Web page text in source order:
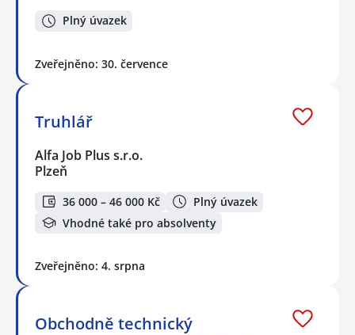
Plný úvazek
Zveřejněno: 30. července
Truhlář
Alfa Job Plus s.r.o.
Plzeň
36 000 – 46 000 Kč
Plný úvazek
Vhodné také pro absolventy
Zveřejněno: 4. srpna
Obchodně technický